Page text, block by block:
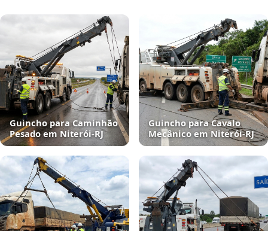
Guincho para Caminhão
Pesado em Niterói‑RJ
Guincho para Cavalo
Mecânico em Niterói‑RJ